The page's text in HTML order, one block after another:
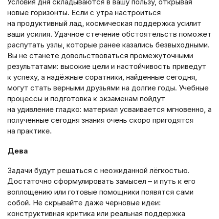
новые горизонты. Если с утра настроиться
на продуктивный лад, космическая поддержка усилит
ваши усилия. Удачное стечение обстоятельств поможет
распутать узлы, которые ранее казались безвыходными.
Вы не станете довольствоваться промежуточными
результатами: высокие цели и настойчивость приведут
к успеху, а надёжные соратники, найденные сегодня,
могут стать верными друзьями на долгие годы. Учебные
процессы и подготовка к экзаменам пойдут
на удивление гладко: материал усваивается мгновенно, а
полученные сегодня знания очень скоро пригодятся
на практике.
Дева
Задачи будут решаться с неожиданной лёгкостью.
Достаточно сформулировать замысел – и путь к его
воплощению или готовые помощники появятся сами
собой. Не скрывайте даже черновые идеи:
конструктивная критика или реальная поддержка